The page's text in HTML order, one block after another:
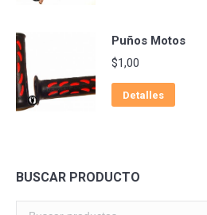
Puños Motos
$1,00
Detalles
BUSCAR PRODUCTO